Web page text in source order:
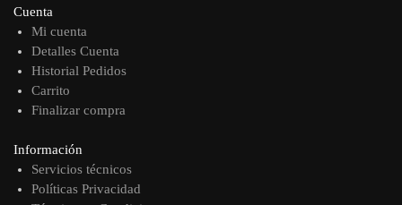
Cuenta
Mi cuenta
Detalles Cuenta
Historial Pedidos
Carrito
Finalizar compra
Información
Servicios técnicos
Políticas Privacidad